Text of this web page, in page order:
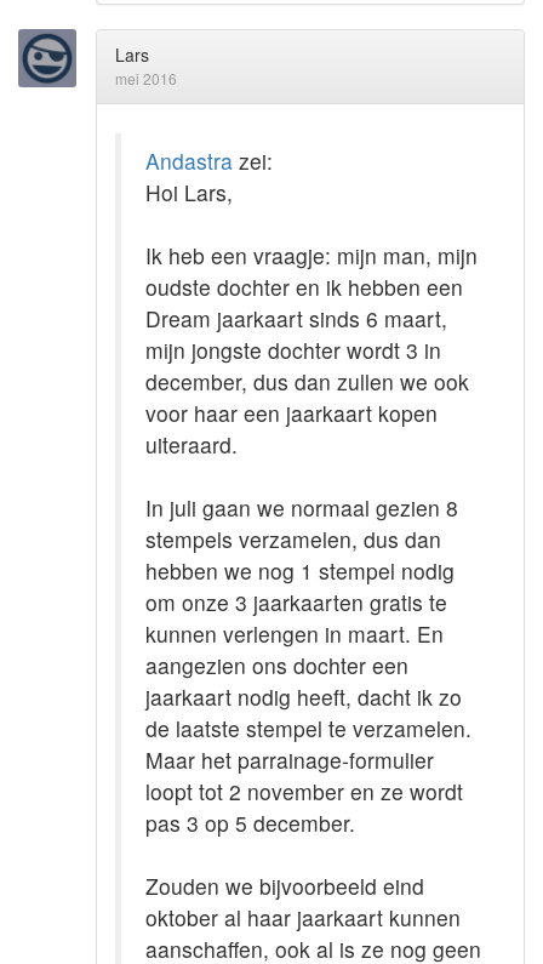
Lars
mei 2016
Andastra zei:
Hoi Lars,
Ik heb een vraagje: mijn man, mijn
oudste dochter en ik hebben een
Dream jaarkaart sinds 6 maart,
mijn jongste dochter wordt 3 in
december, dus dan zullen we ook
voor haar een jaarkaart kopen
uiteraard.
In juli gaan we normaal gezien 8
stempels verzamelen, dus dan
hebben we nog 1 stempel nodig
om onze 3 jaarkaarten gratis te
kunnen verlengen in maart. En
aangezien ons dochter een
jaarkaart nodig heeft, dacht ik zo
de laatste stempel te verzamelen.
Maar het parrainage-formulier
loopt tot 2 november en ze wordt
pas 3 op 5 december.
Zouden we bijvoorbeeld eind
oktober al haar jaarkaart kunnen
aanschaffen, ook al is ze nog geen